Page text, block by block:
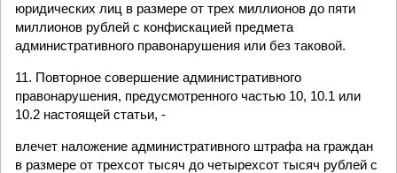
юридических лиц в размере от трех миллионов до пяти
миллионов рублей с конфискацией предмета
административного правонарушения или без таковой.
11. Повторное совершение административного
правонарушения, предусмотренного частью 10, 10.1 или
10.2 настоящей статьи, -
влечет наложение административного штрафа на граждан
в размере от трехсот тысяч до четырехсот тысяч рублей с